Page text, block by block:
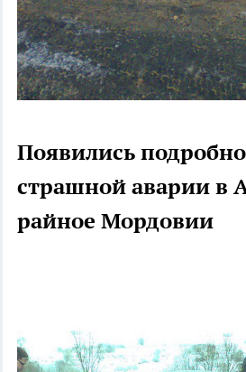
Появились
страшной аварии в
райное Мордовии